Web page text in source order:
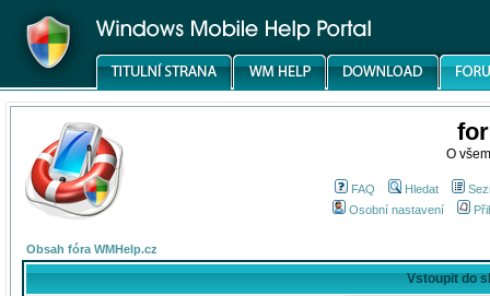
O
FAQ Hledat
Osobní nastavení
Obsah fóra WMHelp.cz
Vstoupit do